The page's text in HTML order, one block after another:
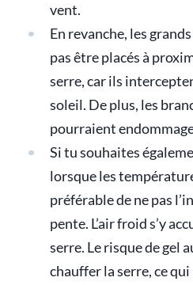
vent.
En revanche, les
pas être placés à
serre, car ils
soleil. De plus, les
pourraient
Si tu souhaites
lorsque les
préférable de ne pas
pente. L’air froid s’y
serre. Le risque de gel
chauffer la serre, ce qui